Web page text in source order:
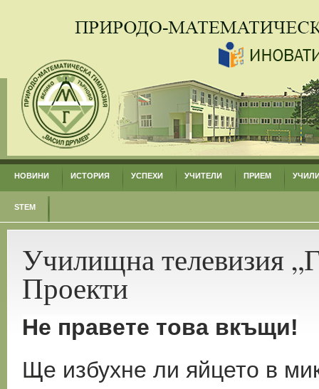
НОВИНИ ИСТОРИЯ УСПЕХИ УЧИТЕЛИ ПРИЕМ
STEM
Училищна телевизия
Проекти
Не правете това вкъщи!
Ще избухне ли яйцето в